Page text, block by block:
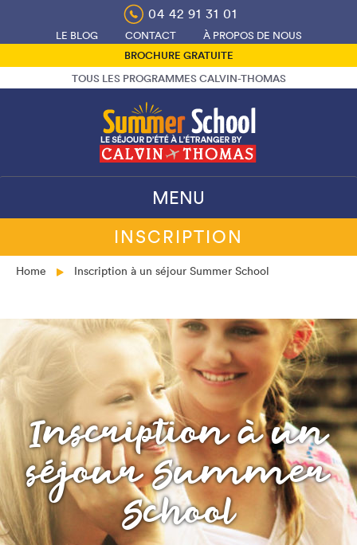
content
04 42 91 31 01
LE BLOG CONTACT
À PROPOS DE NOUS
BROCHURE GRATUITE
TOUS LES PROGRAMMES CALVIN-THOMAS
MENU
INSCRIPTION
Home Inscription à un séjour Summer School
Inscription à un
séjour Summer
School